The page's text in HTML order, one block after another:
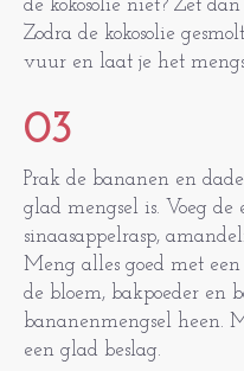
de kokosolie niet? Zet
Zodra de kokosolie
vuur en laat je het
03
Prak de bananen en
glad mengsel is. Voeg de
sinaasappelrasp,
Meng alles goed met
de bloem, bakpoeder en
bananenmengsel heen.
een glad beslag.